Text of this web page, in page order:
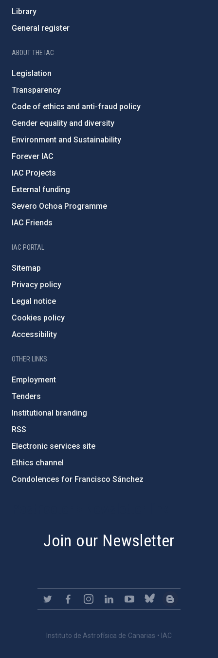
Library
General register
ABOUT THE IAC
Legislation
Transparency
Code of ethics and anti-fraud policy
Gender equality and diversity
Environment and Sustainability
Forever IAC
IAC Projects
External funding
Severo Ochoa Programme
IAC Friends
IAC PORTAL
Sitemap
Privacy policy
Legal notice
Cookies policy
Accessibility
OTHER LINKS
Employment
Tenders
Institutional branding
RSS
Electronic services site
Ethics channel
Condolences for Francisco Sánchez
Join our Newsletter
Instituto de Astrofísica de Canarias • IAC